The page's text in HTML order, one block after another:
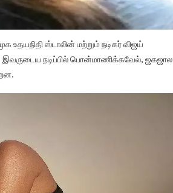
உதயநிதி ஸ்டாலின் மற்றும் நடிகர் விஜய்
இவருடைய நடிப்பில் பொன்மாணிக்கவேல், ஜகஜால